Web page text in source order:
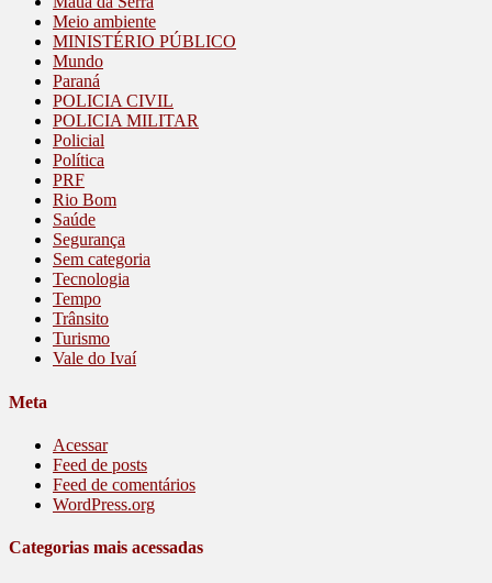
Meio ambiente
MINISTÉRIO PÚBLICO
Mundo
Paraná
POLICIA CIVIL
POLICIA MILITAR
Policial
Política
PRF
Rio Bom
Saúde
Segurança
Sem categoria
Tecnologia
Tempo
Trânsito
Turismo
Vale do Ivaí
Meta
Acessar
Feed de posts
Feed de comentários
WordPress.org
Categorias mais acessadas